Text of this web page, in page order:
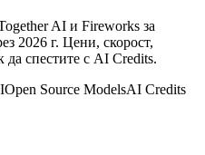
AI и Fireworks за
2026 г. Цени, скорост,
да спестите с AI Credits.
Open Source ModelsAI Credits